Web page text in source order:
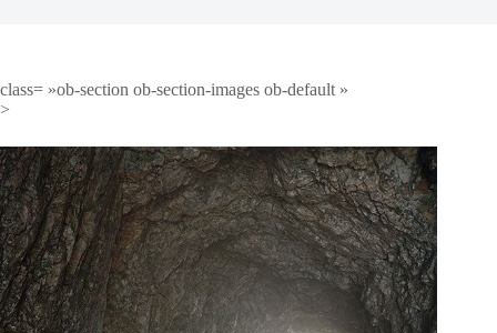
class= »ob-section ob-section-images ob-default »
>